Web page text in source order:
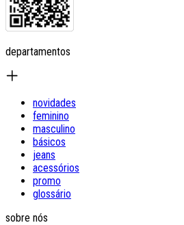
departamentos
novidades
feminino
masculino
básicos
jeans
acessórios
promo
glossário
sobre nós